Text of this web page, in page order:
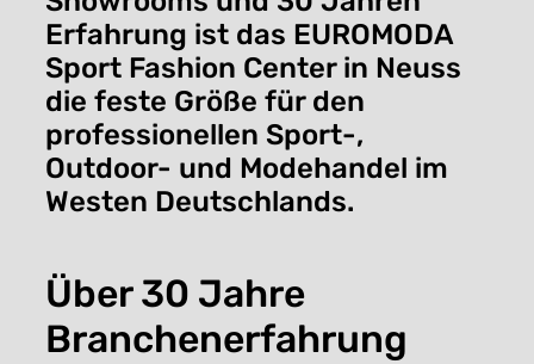
Erfahrung ist das EUROMODA
Sport Fashion Center in Neuss
die feste Größe für den
professionellen Sport-,
Outdoor- und Modehandel im
Westen Deutschlands.
Über 30 Jahre
Branchenerfahrung